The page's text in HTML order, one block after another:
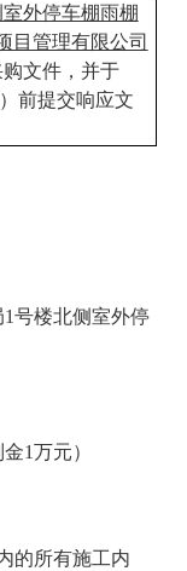
外停车棚雨棚
目管理有限公司
文件，并于
前提交响应文
1号楼北侧室外停
1万元）
的所有施工内